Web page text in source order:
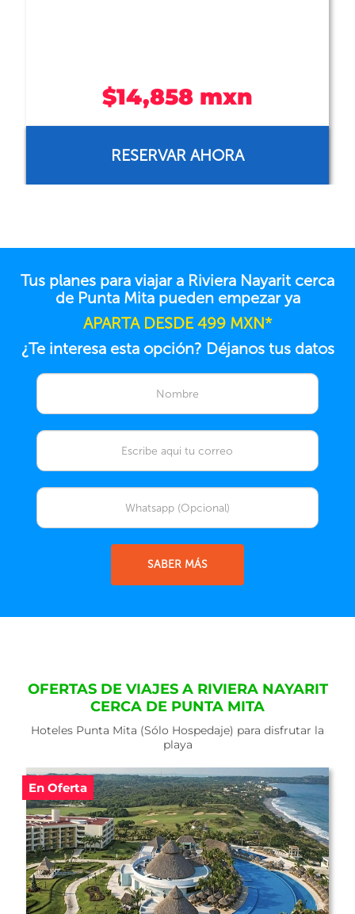
CONSULTA TARIFA
Tus planes para viajar a Riviera Nayarit cerca
de Punta Mita pueden empezar ya
APARTA DESDE 499 MXN*
¿Te interesa esta opción? Déjanos tus datos
SABER MÁS
OFERTAS DE VIAJES A RIVIERA NAYARIT
CERCA DE PUNTA MITA
Hoteles Punta Mita (Sólo Hospedaje) para disfrutar la
playa
En Oferta